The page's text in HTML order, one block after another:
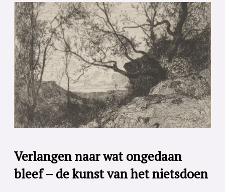
Verlangen naar wat ongedaan
bleef – de kunst van het nietsdoen